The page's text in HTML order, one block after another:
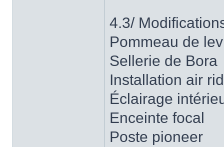
4.3/
Pommeau de
Sellerie de Bora
Installation air
Éclairage
Enceinte focal
Poste pioneer